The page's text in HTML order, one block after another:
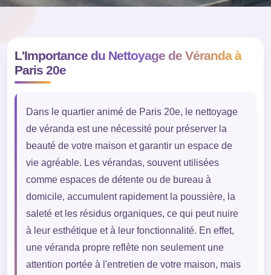
L'Importance du Nettoyage de Véranda à
Paris 20e
Dans le quartier animé de Paris 20e, le nettoyage
de véranda est une nécessité pour préserver la
beauté de votre maison et garantir un espace de
vie agréable. Les vérandas, souvent utilisées
comme espaces de détente ou de bureau à
domicile, accumulent rapidement la poussière, la
saleté et les résidus organiques, ce qui peut nuire
à leur esthétique et à leur fonctionnalité. En effet,
une véranda propre reflète non seulement une
attention portée à l'entretien de votre maison, mais